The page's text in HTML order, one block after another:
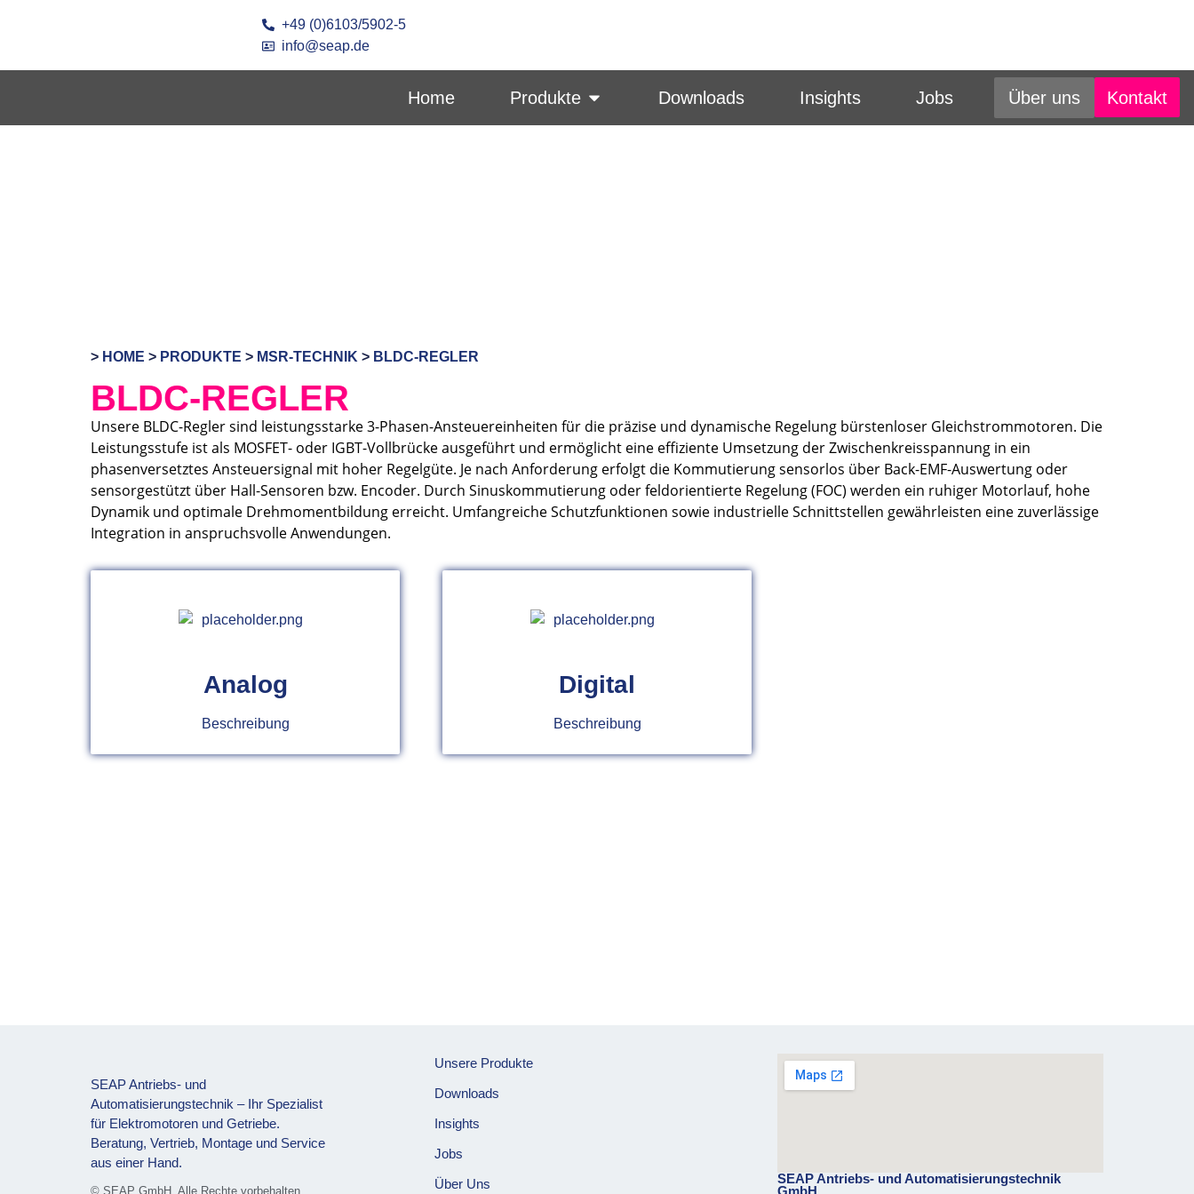
+49 (0)6103/5902-5
info@seap.de
Home Produkte Downloads Insights Jobs Über uns Kontakt
> HOME > PRODUKTE > MSR-TECHNIK > BLDC-REGLER
BLDC-REGLER
Unsere BLDC-Regler sind leistungsstarke 3-Phasen-Ansteuereinheiten für die präzise und dynamische Regelung bürstenloser Gleichstrommotoren. Die
Leistungsstufe ist als MOSFET- oder IGBT-Vollbrücke ausgeführt und ermöglicht eine effiziente Umsetzung der Zwischenkreisspannung in ein
phasenversetztes Ansteuersignal mit hoher Regelgüte. Je nach Anforderung erfolgt die Kommutierung sensorlos über Back-EMF-Auswertung oder
sensorgestützt über Hall-Sensoren bzw. Encoder. Durch Sinuskommutierung oder feldorientierte Regelung (FOC) werden ein ruhiger Motorlauf, hohe
Dynamik und optimale Drehmomentbildung erreicht. Umfangreiche Schutzfunktionen sowie industrielle Schnittstellen gewährleisten eine zuverlässige
Integration in anspruchsvolle Anwendungen.
Analog
Beschreibung
Digital
Beschreibung
SEAP Antriebs- und
Automatisierungstechnik – Ihr Spezialist
für Elektromotoren und Getriebe.
Beratung, Vertrieb, Montage und Service
aus einer Hand.
© SEAP GmbH. Alle Rechte vorbehalten.
Unsere Produkte
Downloads
Insights
Jobs
Über Uns
SEAP Antriebs- und Automatisierungstechnik